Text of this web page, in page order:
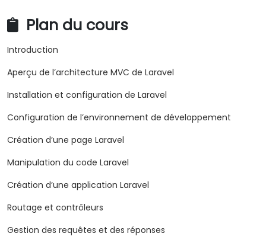
Plan du cours
Introduction
Aperçu de l’architecture MVC de Laravel
Installation et configuration de Laravel
Configuration de l’environnement de développement
Création d’une page Laravel
Manipulation du code Laravel
Création d’une application Laravel
Routage et contrôleurs
Gestion des requêtes et des réponses